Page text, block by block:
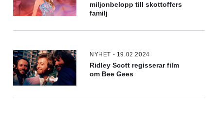
miljonbelopp till skottoffers
familj
NYHET - 19.02.2024
Ridley Scott regisserar film
om Bee Gees